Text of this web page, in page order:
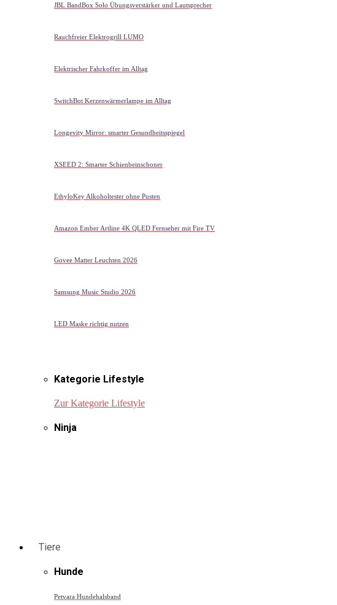
JBL BandBox Solo Übungsverstärker und Lautsprecher
Rauchfreier Elektrogrill LUMO
Elektrischer Fahrkoffer im Alltag
SwitchBot Kerzenwärmerlampe im Alltag
Longevity Mirror: smarter Gesundheitsspiegel
XSEED 2: Smarter Schienbeinschoner
EthyloKey Alkoholtester ohne Pusten
Amazon Ember Artline 4K QLED Fernseher mit Fire TV
Govee Matter Leuchten 2026
Samsung Music Studio 2026
LED Maske richtig nutzen
Kategorie Lifestyle
Zur Kategorie Lifestyle
Ninja
Tiere
Hunde
Petvara Hundehalsband